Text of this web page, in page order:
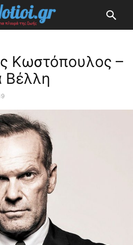
Κωστόπουλος –
Βέλλη